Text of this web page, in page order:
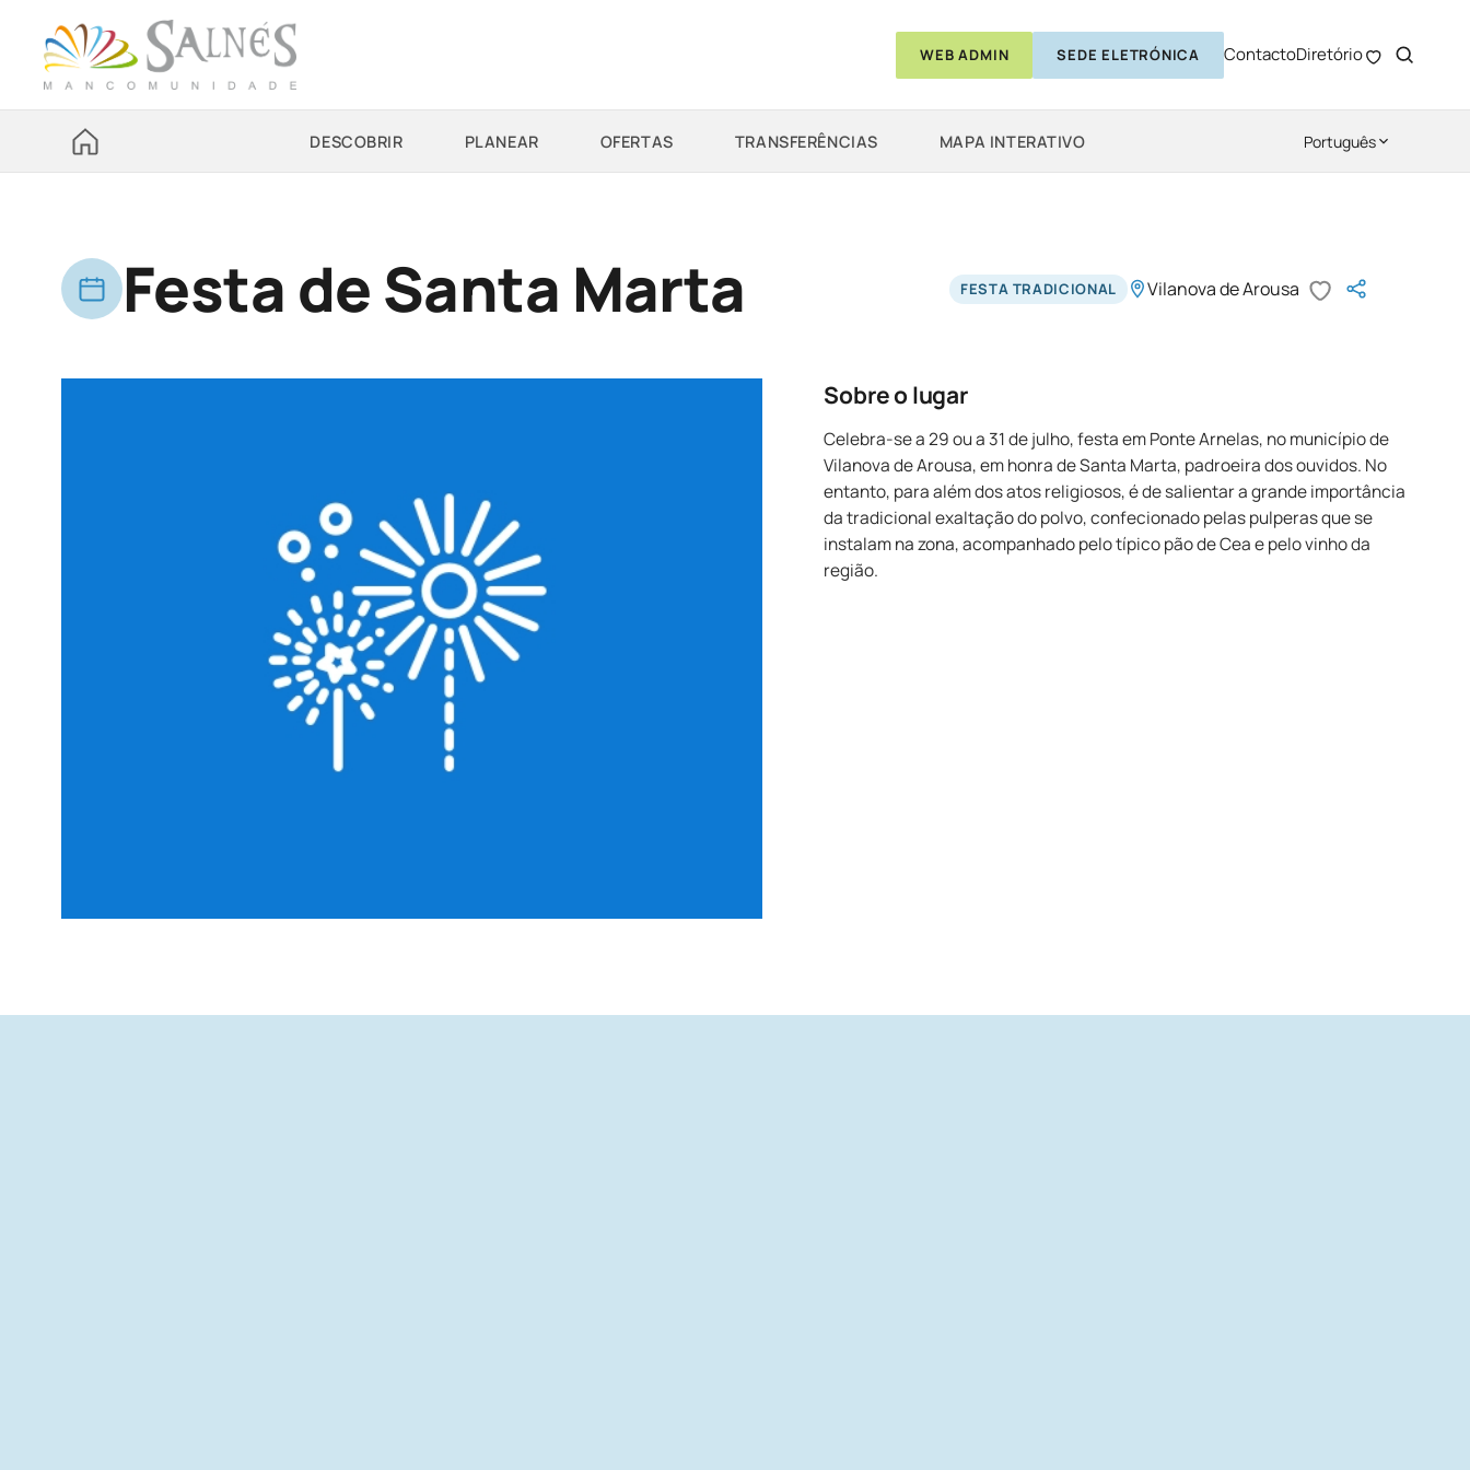
WEB ADMIN SEDE ELETRÓNICA ContactoDiretório
DESCOBRIR PLANEAR OFERTAS TRANSFERÊNCIAS MAPA INTERATIVO Português
Festa de Santa Marta FESTA TRADICIONAL Vilanova de Arousa
Sobre o lugar
Celebra-se a 29 ou a 31 de julho, festa em Ponte Arnelas, no município de
Vilanova de Arousa, em honra de Santa Marta, padroeira dos ouvidos. No
entanto, para além dos atos religiosos, é de salientar a grande importância
da tradicional exaltação do polvo, confecionado pelas pulperas que se
instalam na zona, acompanhado pelo típico pão de Cea e pelo vinho da
região.